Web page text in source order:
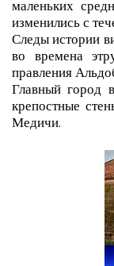
маленьких
изменились с
Следы истории
во времена
правления
Главный город
крепостные
Медичи.